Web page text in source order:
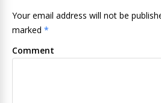
Your email address will not be
marked *
Comment